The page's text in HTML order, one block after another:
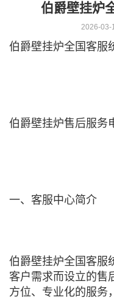
伯爵壁挂炉
2026-
伯爵壁挂炉全国客服
伯爵壁挂炉售后服务
一、客服中心简介
伯爵壁挂炉全国客服
客户需求而设立的售
方位、专业化的服务